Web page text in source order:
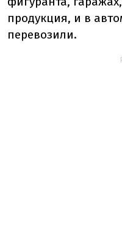
продукция, и в
перевозили.